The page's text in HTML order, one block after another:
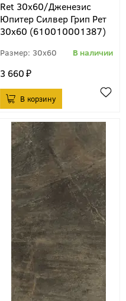
Ret 30x60/Дженезис
Юпитер Силвер Грип Рет
30х60 (610010001387)
30x60
3 660